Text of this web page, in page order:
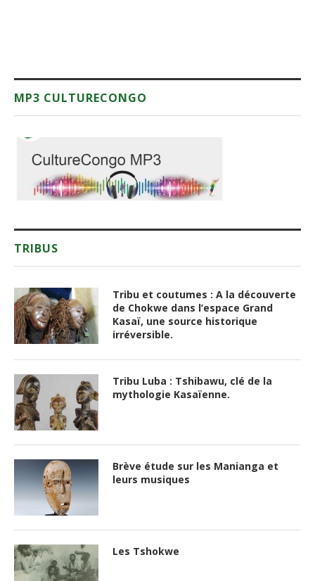
MP3 CULTURECONGO
TRIBUS
Tribu et coutumes : A la découverte
de Chokwe dans l’espace Grand
Kasaï, une source historique
irréversible.
Tribu Luba : Tshibawu, clé de la
mythologie Kasaïenne.
Brève étude sur les Manianga et
leurs musiques
Les Tshokwe